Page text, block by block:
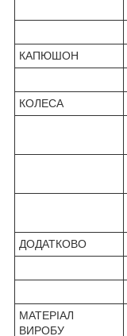
КАПЮШОН
КОЛЕСА
ДОДАТКОВО
МАТЕРІАЛ
ВИРОБУ